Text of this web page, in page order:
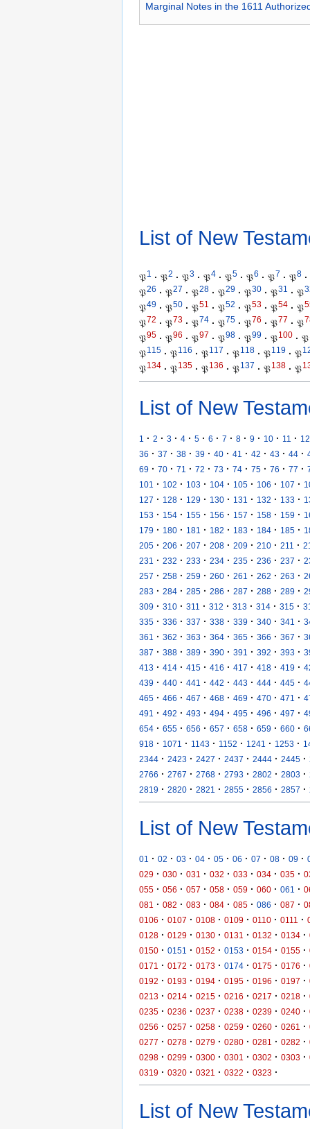
Marginal Notes in the 1611
List of New
𝔓1 · 𝔓2 · 𝔓3 · 𝔓4 · 𝔓5 · 𝔓6 · 𝔓7 · 𝔓8 ·
𝔓26 · 𝔓27 · 𝔓28 · 𝔓29 · 𝔓30 · 𝔓31 · 𝔓
𝔓49 · 𝔓50 · 𝔓51 · 𝔓52 · 𝔓53 · 𝔓54 · 𝔓
𝔓72 · 𝔓73 · 𝔓74 · 𝔓75 · 𝔓76 · 𝔓77 · 𝔓
𝔓95 · 𝔓96 · 𝔓97 · 𝔓98 · 𝔓99 · 𝔓100 · 𝔓
𝔓115 · 𝔓116 · 𝔓117 · 𝔓118 · 𝔓119 · 𝔓
𝔓134 · 𝔓135 · 𝔓136 · 𝔓137 · 𝔓138 · 𝔓
List of New
1 · 2 · 3 · 4 · 5 · 6 · 7 · 8 · 9 · 10 · 11 · 12
36 · 37 · 38 · 39 · 40 · 41 · 42 · 43 · 44 ·
69 · 70 · 71 · 72 · 73 · 74 · 75 · 76 · 77 ·
101
· 102 · 103 · 104 · 105 · 106 · 107 ·
127 · 128 · 129 · 130 · 131 · 132 · 133 ·
153 · 154 · 155 · 156 · 157 · 158 · 159 ·
179 · 180 · 181 · 182 · 183 · 184 · 185 ·
205 · 206 · 207 · 208 · 209 · 210 · 211 ·
231
· 232 · 233 · 234 · 235 · 236 · 237 ·
257 · 258 · 259 · 260 · 261 · 262 · 263 ·
283 · 284 · 285 · 286 · 287 · 288 · 289 ·
309 · 310 · 311 · 312 · 313 · 314 · 315 ·
335 · 336 · 337 · 338 · 339 · 340 · 341 ·
361
· 362 · 363 · 364 · 365 · 366 · 367 ·
387 · 388 · 389 · 390 · 391 · 392 · 393 ·
413 · 414 · 415 · 416 · 417 · 418 · 419 ·
439 · 440 · 441 · 442 · 443 · 444 · 445 ·
465 · 466 · 467 · 468 · 469 · 470 · 471 ·
491
· 492 · 493 · 494 · 495 · 496 · 497 ·
654 · 655 · 656 · 657 · 658 · 659 · 660 ·
918 · 1071 · 1143 · 1152 · 1241 · 1253 ·
2344 · 2423 · 2427 · 2437 · 2444 · 2445 ·
2766 · 2767 · 2768 · 2793 · 2802 · 2803 ·
2819 · 2820 · 2821 · 2855 · 2856 · 2857 ·
List of New
01 · 02 · 03 · 04 · 05 · 06 · 07 · 08 · 09 ·
029 · 030 · 031 · 032 · 033 · 034 · 035 ·
055 · 056 · 057 · 058 · 059 · 060 · 061 ·
081
· 082 · 083 · 084 · 085 · 086 · 087 ·
0106 · 0107 · 0108 · 0109 · 0110 · 0111 ·
0128 · 0129 · 0130 · 0131 · 0132 · 0134 ·
0150 · 0151 · 0152 · 0153 · 0154 · 0155 ·
0171
· 0172 · 0173 · 0174 · 0175 · 0176 ·
0192 · 0193 · 0194 · 0195 · 0196 · 0197 ·
0213 · 0214 · 0215 · 0216 · 0217 · 0218 ·
0235 · 0236 · 0237 · 0238 · 0239 · 0240 ·
0256 · 0257 · 0258 · 0259 · 0260 · 0261 ·
0277 · 0278 · 0279 · 0280 · 0281 · 0282 ·
0298 · 0299 · 0300 · 0301 · 0302 · 0303 ·
0319 · 0320 · 0321 · 0322 · 0323 ·
List of New